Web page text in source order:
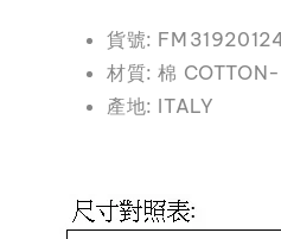
貨號:
材質: 棉
產地: ITALY